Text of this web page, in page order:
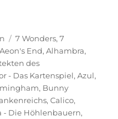
Schlagwörter
7 Wonders,7
Aeon's End,Alhambra,
des
- Das Kartenspiel,Azul,
, Bunny
,Calico,
- Die Höhlenbauern,